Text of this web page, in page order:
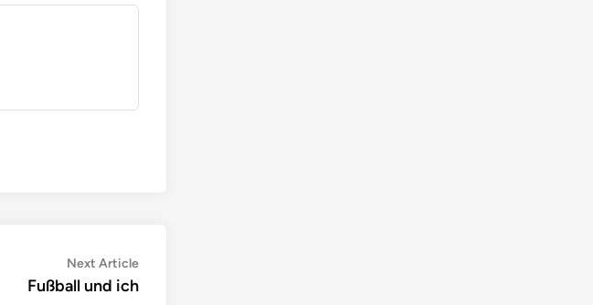
Next ArticleNext
article:
Fußball und ich